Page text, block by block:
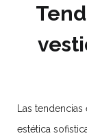
Las
estética